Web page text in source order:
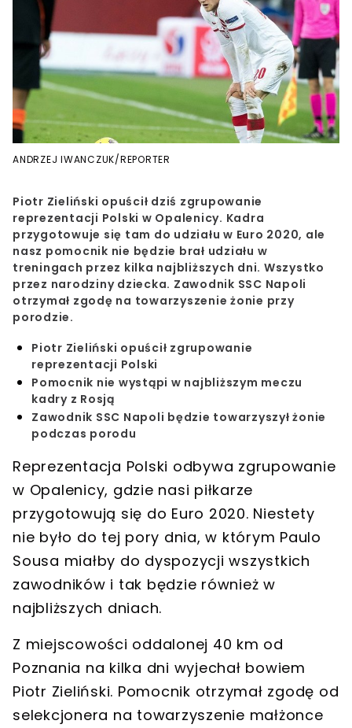
ANDRZEJ IWANCZUK/REPORTER
Piotr Zieliński opuścił dziś zgrupowanie
reprezentacji Polski w Opalenicy. Kadra
przygotowuje się tam do udziału w Euro 2020, ale
nasz pomocnik nie będzie brał udziału w
treningach przez kilka najbliższych dni. Wszystko
przez narodziny dziecka. Zawodnik SSC Napoli
otrzymał zgodę na towarzyszenie żonie przy
porodzie.
Piotr Zieliński opuścił zgrupowanie
reprezentacji Polski
Pomocnik nie wystąpi w najbliższym meczu
kadry z Rosją
Zawodnik SSC Napoli będzie towarzyszył żonie
podczas porodu
Reprezentacja Polski odbywa zgrupowanie
w Opalenicy, gdzie nasi piłkarze
przygotowują się do Euro 2020. Niestety
nie było do tej pory dnia, w którym Paulo
Sousa miałby do dyspozycji wszystkich
zawodników i tak będzie również w
najbliższych dniach.
Z miejscowości oddalonej 40 km od
Poznania na kilka dni wyjechał bowiem
Piotr Zieliński. Pomocnik otrzymał zgodę od
selekcjonera na towarzyszenie małżonce